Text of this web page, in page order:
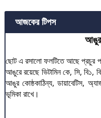
আজকের টিপস
আঙুর
ছোট এ রসালো ফলটিতে আছে প্রচুর
আঙুরে রয়েছে ভিটামিন কে, সি, বি১,
আঙুর কোষ্ঠকাঠিন্য, ডায়াবেটিস,
ভূমিকা রাখে।